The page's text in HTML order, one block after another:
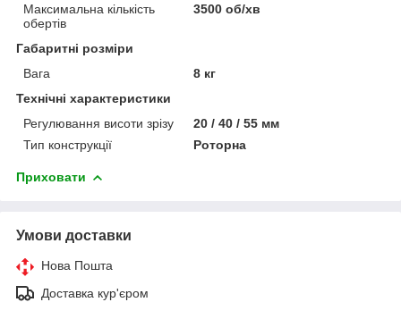
Максимальна кількість
обертів
3500 об/хв
Габаритні розміри
Вага
8 кг
Технічні характеристики
Регулювання висоти зрізу
20 / 40 / 55 мм
Тип конструкції
Роторна
Приховати
Умови доставки
Нова Пошта
Доставка кур'єром